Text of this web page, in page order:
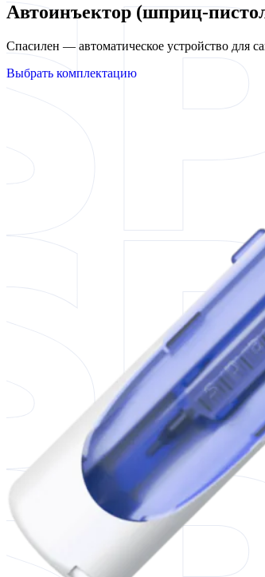
Автоинъектор (шприц-
Спасилен — автоматическое устройство
Выбрать комплектацию